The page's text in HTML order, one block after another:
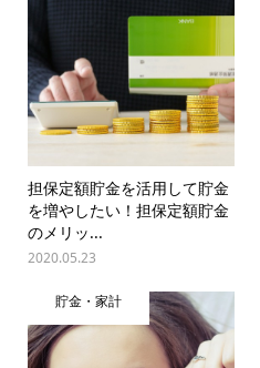
担保定額貯金を活用して貯金
を増やしたい！担保定額貯金
のメリッ...
2020.05.23
貯金・家計